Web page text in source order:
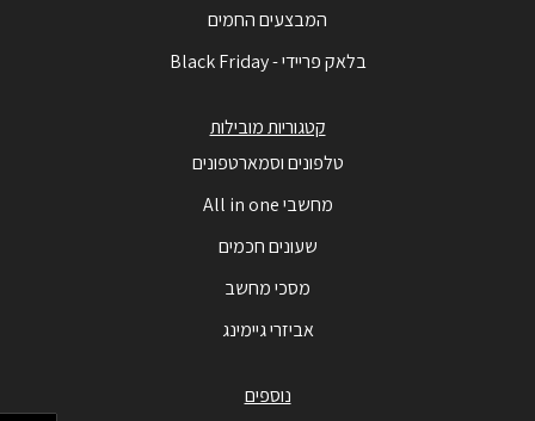
המבצעים החמים
בלאק פריידי - Black Friday
קטגוריות מובילות
טלפונים וסמארטפונים
מחשבי All in one
שעונים חכמים
מסכי מחשב
אביזרי גיימינג
נוספים